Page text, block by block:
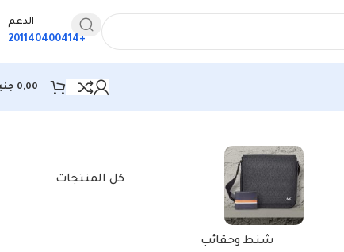
الدعم
+201140400414
0,00
شنط وحقائب
كل المنتجات